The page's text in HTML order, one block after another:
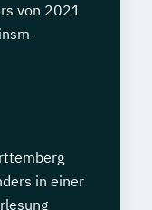
von 2021
in einer